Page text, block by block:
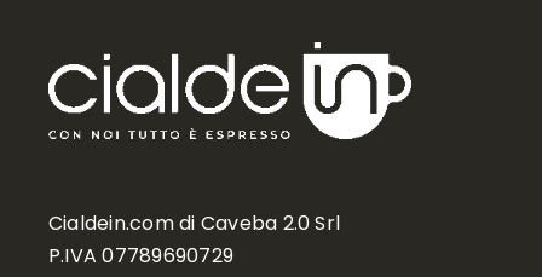
Cialdein.com di Caveba 2.0 Srl
P.IVA 07789690729